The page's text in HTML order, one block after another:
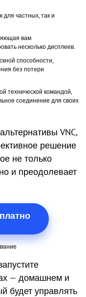
для частных, так и
вам
несколько дисплеев.
способности,
без потери
технической командой,
соединение для своих
VNC,
решение
не только
и преодолевает
— домашнем и
будет управлять